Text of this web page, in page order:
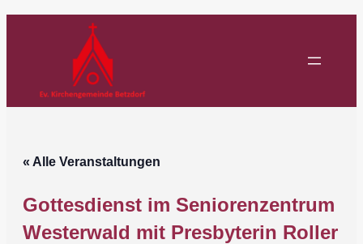
« Alle Veranstaltungen
Gottesdienst im Seniorenzentrum
Westerwald mit Presbyterin Roller